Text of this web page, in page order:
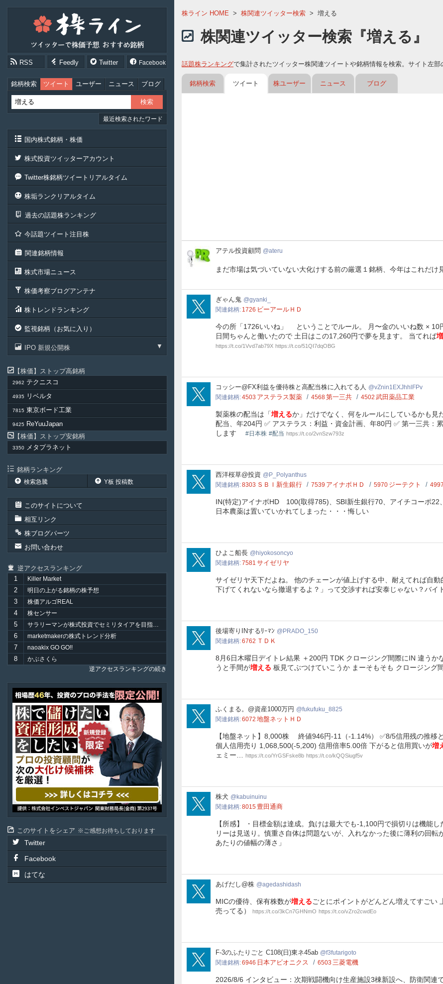
RSS Feedly Twitter Facebook
銘柄検索 ツイート ユーザー ニュース ブログ
最近検索されたワード
国内株式銘柄・株価
株式投資ツイッターアカウント
Twitter株銘柄ツイートリアルタイム
株垢ランクリアルタイム
過去の話題株ランキング
今話題ツイート注目株
関連銘柄情報
株式市場ニュース
株価考察ブログアンテナ
株トレンドランキング
監視銘柄（お気に入り）
IPO 新規公開株
株価 ストップ高銘柄
2962 テクニスコ
4935 リベルタ
7815 東京ボード工業
9425
ReYuuJapan
株価
ストップ安銘柄
3350 メタプラネット
銘柄ランキング
検索急騰 Y板 投稿数
このサイトについて
相互リンク
株ブログパーツ
お問い合わせ
逆アクセスランキング
1
Killer Market
2 明日の上がる銘柄の株予想
3 株価アルゴREAL
4 株センサー
5 サラリーマンが株式投資でセミリタイアを目指してみました。
6 marketmakerの株式トレンド分析
7 naoakix GO GO!!
8
かぶさくら
逆アクセスランキングの続き
このサイトをシェア ご感想お待ちしております
Twitter
Facebook
はてな
株ライン HOME > 株関連ツイッター検索 > 増える
株関連ツイッター検索『増える』
話題株ランキングで集計されたツイッター株関連ツイートや銘柄情報を検索。サイト左
銘柄検索 ツイート 株ユーザー ニュース ブログ
ア
問
アテル投資顧問 ateru
まだ市場は気づいていない大化けする前の厳選１銘柄、今年はこれだけ
gyanki_
ぎゃん鬼 gyanki_
関連銘柄 1726 ビーアールＨＤ
今の所「1726いいね」 ということでルール。 月〜金のいいね数 ×
日間ちゃんと働いたので 土日はこの17,260円で夢を見ます。 当てれば
https://t.co/1Vvd7ab79X https://t.co/51QI7dqOBG
vZnin1EXJhhlFPv
コッシー@FX利益を優待株と高配当株に入れてる人 vZnin1EXJhhlFPv
関連銘柄 4503 アステラス製薬 4568第一三共 4502 武田薬品工業
製薬株の配当は「増えるか」だけでなく、何をルールにしているか
配当、年204円 ✅ アステラス：利益・資金計画、年80円 ✅ 第一三共
します #日本株 #配当 https://t.co/2vnSzw793z
P_Polyanthus
西洋桜草@投資 P_Polyanthus
関連銘柄 8303 ＳＢＩ新生銀行 7539 アイナボＨＤ 5970 ジーテクト 4997
IN(特定)アイナボHD 100(取得785)、SBI新生銀行70、アイチコーポ22
日本農薬は置いていかれてしまった・・・悔しい
hiyokosoncyo
ひよこ船長 hiyokosoncyo
関連銘柄 7581 サイゼリヤ
サイゼリヤ天下だよね。 他のチェーンが値上げする中、耐えてれば自動
下げてくれないなら撤退するよ？」って交渉すれば安泰じゃない？​​​​​​​​​​​​​​​​​​​​​​​​​​​​​​​​​​​​​​​​​​​​​​​​​​バ
PRADO_150
後場寄りINするﾘｰﾏﾝ PRADO_150
関連銘柄 6762 ＴＤＫ
8月6日木曜日デイトレ結果 ＋200円 TDK クロージング間際にIN 違う
うと手間が増える 板見てぶつけていこうか まーそもそも クロージング
fukufuku_8825
ふくまる。@資産1000万円 fukufuku_8825
関連銘柄 6072 地盤ネットＨＤ
【地盤ネット】8,000株 終値946円-11（-1.14%） ✅8/5信用残の推
個人信用売り 1,068,500(-5,200) 信用倍率5.00倍 下がると信用買いが増
ェミー…
https://t.co/YrGSFske8b https://t.co/kQQSiugf5v
kabuinuinu
株犬 kabuinuinu
関連銘柄 8015 豊田通商
【所感】 ・目標金額は達成。負けは最大でも-1,100円で損切りは機能
リーは見送り。慎重さ自体は問題ないが、入れなかった後に薄利の回転
あたりの値幅の薄さ」
agedashidash
あげだし@株 agedashidash
MICの優待、保有株数が増えるごとにポイントがどんどん増えてすごい
売ってる）
https://t.co/3kCn7GHNmO https://t.co/vZro2cwdEo
f3futarigoto
F-3のふたりごと C108(日)東ネ45ab f3futarigoto
関連銘柄 6946 日本アビオニクス 6503 三菱電機
2026/8/6 インタビュー：次期戦闘機向け生産施設3棟新設へ、防衛関連